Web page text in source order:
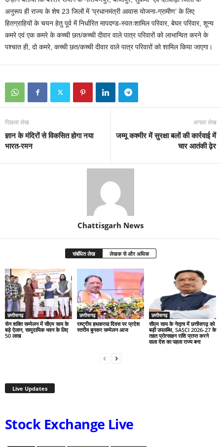
अनुरूप ही राज्य के शेष 23 जिलों में ’प्रधानमंत्री आवास योजना-ग्रामीण’ के लिए
हितग्राहियों के चयन हेतु पूर्व में निर्धारित मापदण्ड-स्वतःशामिल परिवार, बेघर परिवार, शून्य
कमरे एवं एक कमरे के कच्ची छत/कच्ची दीवार वाले पात्र परिवारों को लाभान्वित करने के
पश्चात ही, दो कमरे, कच्ची छत/कच्ची दीवार वाले पात्र परिवारों को शामिल किया जाएगा।
पिछला लेख
ज्ञान के मंदिरों से विकसित होगा नया
भारत-रमन
अगला लेख
जम्मू कश्मीर में सुरक्षा बलों की कार्रवाई में
चार आतंकी ढ़ेर
Chattisgarh News
संबंधित लेख लेखक से और अधिक
छत्तीसगढ़
सेन शक्ति सम्मेलन में सीएम साय के
बड़े ऐलान, सामुदायिक भवन के लिए
50 लाख
छत्तीसगढ़
राष्ट्रीय हथकरघा दिवस पर प्रदेश
स्तरीय बुनकर सम्मेलन आज
छत्तीसगढ़
सीएम साय के नेतृत्व में छत्तीसगढ़ को
बड़ी उपलब्धि, SASCI 2026-27 के
तहत प्रोत्साहन राशि प्राप्त करने
वाला देश का पहला राज्य बना
Live Updates
Stock Exchange Live